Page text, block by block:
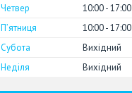
Четвер
10:00 17:00
Пʼятниця
10:00 17:00
Субота
Вихідний
Неділя
Вихідний